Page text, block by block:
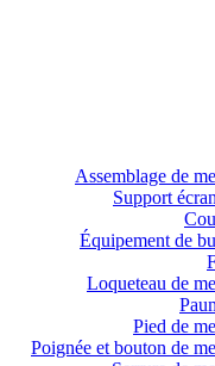
Assemblage de
Support
Équipement de
Loqueteau de
Pied de
Poignée et bouton de